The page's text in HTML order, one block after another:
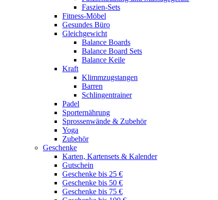
Faszien-Sets
Fitness-Möbel
Gesundes Büro
Gleichgewicht
Balance Boards
Balance Board Sets
Balance Keile
Kraft
Klimmzugstangen
Barren
Schlingentrainer
Padel
Sporternährung
Sprossenwände & Zubehör
Yoga
Zubehör
Geschenke
Karten, Kartensets & Kalender
Gutschein
Geschenke bis 25 €
Geschenke bis 50 €
Geschenke bis 75 €